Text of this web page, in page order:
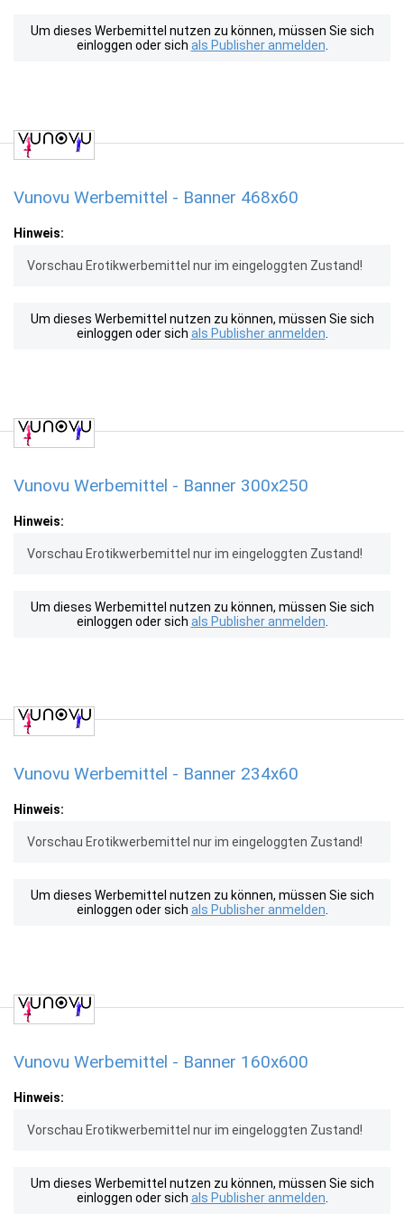
Um dieses Werbemittel nutzen zu können, müssen Sie sich
einloggen oder sich als Publisher anmelden
Vunovu Werbemittel - Banner 468x60
Hinweis:
Vorschau Erotikwerbemittel nur im eingeloggten Zustand!
Um dieses Werbemittel nutzen zu können, müssen Sie sich
einloggen oder sich als Publisher anmelden
Vunovu Werbemittel - Banner 300x250
Hinweis:
Vorschau Erotikwerbemittel nur im eingeloggten Zustand!
Um dieses Werbemittel nutzen zu können, müssen Sie sich
einloggen oder sich als Publisher anmelden
Vunovu Werbemittel - Banner 234x60
Hinweis:
Vorschau Erotikwerbemittel nur im eingeloggten Zustand!
Um dieses Werbemittel nutzen zu können, müssen Sie sich
einloggen oder sich als Publisher anmelden
Vunovu Werbemittel - Banner 160x600
Hinweis:
Vorschau Erotikwerbemittel nur im eingeloggten Zustand!
Um dieses Werbemittel nutzen zu können, müssen Sie sich
einloggen oder sich als Publisher anmelden